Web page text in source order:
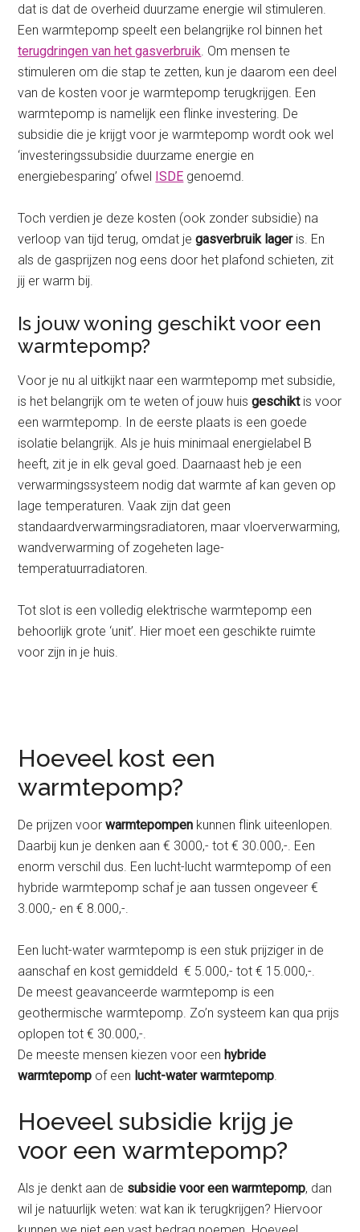
dat is dat de overheid duurzame energie wil stimuleren.
Een warmtepomp speelt een belangrijke rol binnen het
terugdringen van het gasverbruik. Om mensen te
stimuleren om die stap te zetten, kun je daarom een deel
van de kosten voor je warmtepomp terugkrijgen. Een
warmtepomp is namelijk een flinke investering. De
subsidie die je krijgt voor je warmtepomp wordt ook wel
‘investeringssubsidie duurzame energie en
energiebesparing’ ofwel ISDE genoemd.
Toch verdien je deze kosten (ook zonder subsidie) na
verloop van tijd terug, omdat jegasverbruik lager is. En
als de gasprijzen nog eens door het plafond schieten, zit
jij er warm bij.
Is jouw woning geschikt voor een
warmtepomp?
Voor je nu al uitkijkt naar een warmtepomp met subsidie,
is het belangrijk om te weten of jouw huisgeschikt is voor
een warmtepomp. In de eerste plaats is een goede
isolatie belangrijk. Als je huis minimaal energielabel B
heeft, zit je in elk geval goed. Daarnaast heb je een
verwarmingssysteem nodig dat warmte af kan geven op
lage temperaturen. Vaak zijn dat geen
standaardverwarmingsradiatoren, maar vloerverwarming,
wandverwarming of zogeheten lage-
temperatuurradiatoren.
Tot slot is een volledig elektrische warmtepomp een
behoorlijk grote ‘unit’. Hier moet een geschikte ruimte
voor zijn in je huis.
Hoeveel kost een
warmtepomp?
De prijzen voorwarmtepompen kunnen flink uiteenlopen.
Daarbij kun je denken aan € 3000,- tot € 30.000,-. Een
enorm verschil dus. Een lucht-lucht warmtepomp of een
hybride warmtepomp schaf je aan tussen ongeveer €
3.000,- en € 8.000,-.
Een lucht-water warmtepomp is een stuk prijziger in de
aanschaf en kost gemiddeld € 5.000,- tot € 15.000,-.
De meest geavanceerde warmtepomp is een
geothermische warmtepomp. Zo’n systeem kan qua prijs
oplopen tot € 30.000,-.
De meeste mensen kiezen voor een hybride
warmtepomp of een lucht-water warmtepomp.
Hoeveel subsidie krijg je
voor een warmtepomp?
Als je denkt aan de subsidie voor een warmtepomp, dan
wil je natuurlijk weten: wat kan ik terugkrijgen? Hiervoor